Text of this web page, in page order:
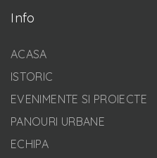
Info
ACASA
ISTORIC
EVENIMENTE SI PROIECTE
PANOURI URBANE
ECHIPA